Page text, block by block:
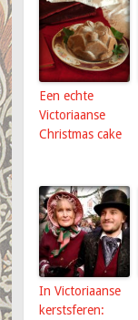
Een echte
Victoriaanse
Christmas cake
In Victoriaanse
kerstsferen: